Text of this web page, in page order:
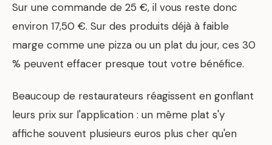
Sur une commande de 25 €, il vous reste donc
environ 17,50 €. Sur des produits déjà à faible
marge comme une pizza ou un plat du jour, ces 30
% peuvent effacer presque tout votre bénéfice.
Beaucoup de restaurateurs réagissent en gonflant
leurs prix sur l'application : un même plat s'y
affiche souvent plusieurs euros plus cher qu'en